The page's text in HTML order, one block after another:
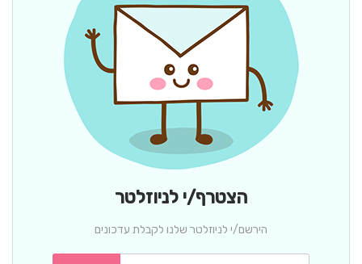
הצטרף/י לניוזלטר
הירשם/י לניוזלטר שלנו לקבלת עדכונים